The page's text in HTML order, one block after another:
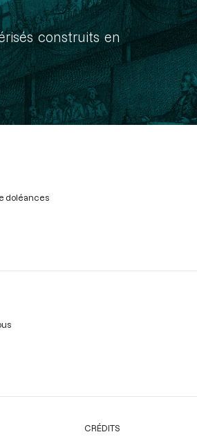
construits en
doléances
CRÉDITS